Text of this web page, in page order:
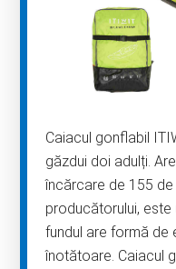
Caiacul gonflabil
găzdui doi adulți.
încărcare de 155
producătorului,
fundul are formă de
înotătoare. Caiacul